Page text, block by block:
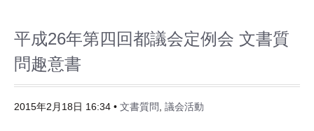
平成26年第四回都議会定例会 文書質
問趣意書
2015年2月18日 16:34 • 文書質問 , 議会活動